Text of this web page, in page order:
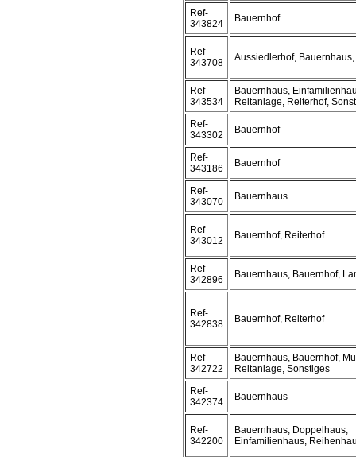
Ref-
343824
Bauernhof
Ref-
343708
Aussiedlerhof,
Ref-
343534
Bauernhaus,
Reitanlage, Reiterhof,
Ref-
343302
Bauernhof
Ref-
343186
Bauernhof
Ref-
343070
Bauernhaus
Ref-
343012
Bauernhof, Reiterhof
Ref-
342896
Bauernhaus, Bauernhof,
Ref-
342838
Bauernhof, Reiterhof
Ref-
342722
Bauernhaus, Bauernhof,
Reitanlage, Sonstiges
Ref-
342374
Bauernhaus
Ref-
342200
Bauernhaus, Doppelhaus,
Einfamilienhaus,